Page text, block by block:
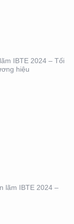
IBTE 2024 – Tối
hiệu
lãm IBTE 2024 –